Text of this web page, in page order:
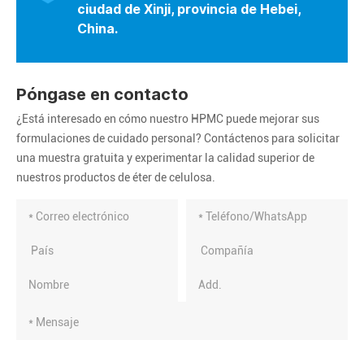
ciudad de Xinji, provincia de Hebei,
China.
Póngase en contacto
¿Está interesado en cómo nuestro HPMC puede mejorar sus
formulaciones de cuidado personal? Contáctenos para solicitar
una muestra gratuita y experimentar la calidad superior de
nuestros productos de éter de celulosa.